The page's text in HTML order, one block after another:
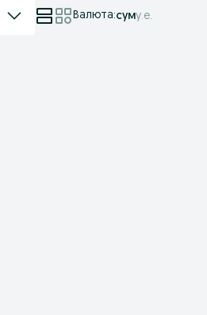
Валюта:суму.е.